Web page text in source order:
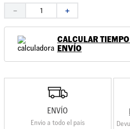
＋
－
CALCULAR
ENVÍO
ENVÍO
Envio a todo el país